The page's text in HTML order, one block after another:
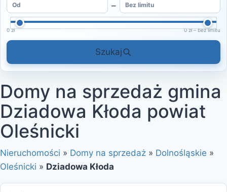
–
0 zł 0 zł – bez limitu
Szukaj
Domy na sprzedaż gmina
Dziadowa Kłoda powiat
Oleśnicki
Nieruchomości » Domy na sprzedaż » Dolnośląskie »
Oleśnicki » Dziadowa Kłoda